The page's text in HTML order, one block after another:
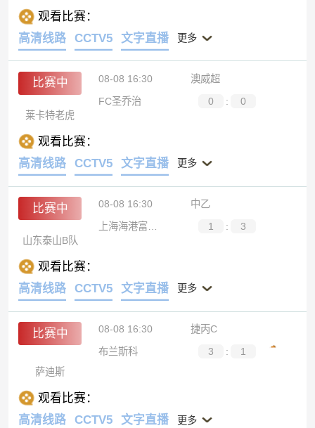
观看比赛：
高清线路
CCTV5 文字直播 更多
比赛中 08-08 16:30
澳威超
FC圣乔治
0 :
0
莱卡特老虎
观看比赛：
高清线路
CCTV5 文字直播 更多
比赛中 08-08 16:30
中乙
1 :
3
山东泰山B队
观看比赛：
高清线路
CCTV5 文字直播 更多
比赛中 08-08 16:30
捷丙C
布兰斯科
3 :
1
萨迪斯
观看比赛：
高清线路
CCTV5 文字直播 更多